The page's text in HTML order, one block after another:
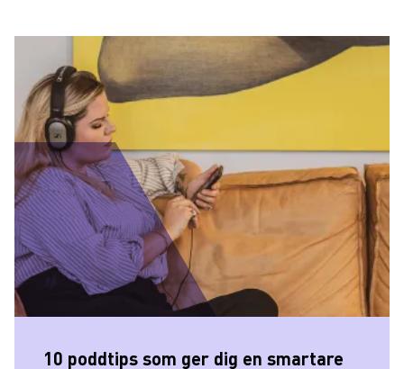
10 poddtips som ger dig en smartare